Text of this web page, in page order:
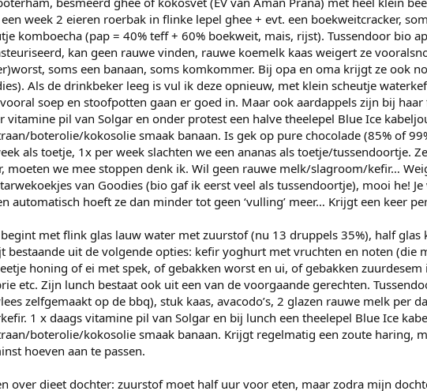
week 2 eieren roerbak in flinke lepel ghee + evt. een boekweitcracker,
komboecha (pap = 40% teff + 60% boekweit, mais, rijst). Tussendoor bio
kan geen rauwe vinden, rauwe koemelk kaas weigert ze
soms een banaan, soms komkommer. Bij opa en oma krijgt ze ook
Als de drinkbeker leeg is vul ik deze opnieuw, met klein scheutje
soep en stoofpotten gaan er goed in. Maar ook aardappels zijn bij
vitamine pil van Solgar en onder protest een halve theelepel Blue Ice
boterolie/kokosolie smaak banaan. Is gek op pure chocolade (85% of
als toetje, 1x per week slachten we een ananas als toetje/tussendoortje.
moeten we mee stoppen denk ik. Wil geen rauwe melk/slagroom/kefir…
van Goodies (bio gaf ik eerst veel als tussendoortje), mooi he!
automatisch hoeft ze dan minder tot geen ‘vulling’ meer… Krijgt een keer
met flink glas lauw water met zuurstof (nu 13 druppels 35%), half glas
bestaande uit de volgende opties: kefir yoghurt met vruchten en noten (die
honing of ei met spek, of gebakken worst en ui, of gebakken
etc. Zijn lunch bestaat ook uit een van de voorgaande gerechten.
zelfgemaakt op de bbq), stuk kaas, avacodo’s, 2 glazen rauwe melk per
1 x daags vitamine pil van Solgar en bij lunch een theelepel Blue Ice
boterolie/kokosolie smaak banaan. Krijgt regelmatig een zoute haring,
hoeven aan te passen.
over dieet dochter: zuurstof moet half uur voor eten, maar zodra mijn